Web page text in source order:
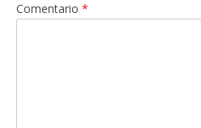
Comentario *